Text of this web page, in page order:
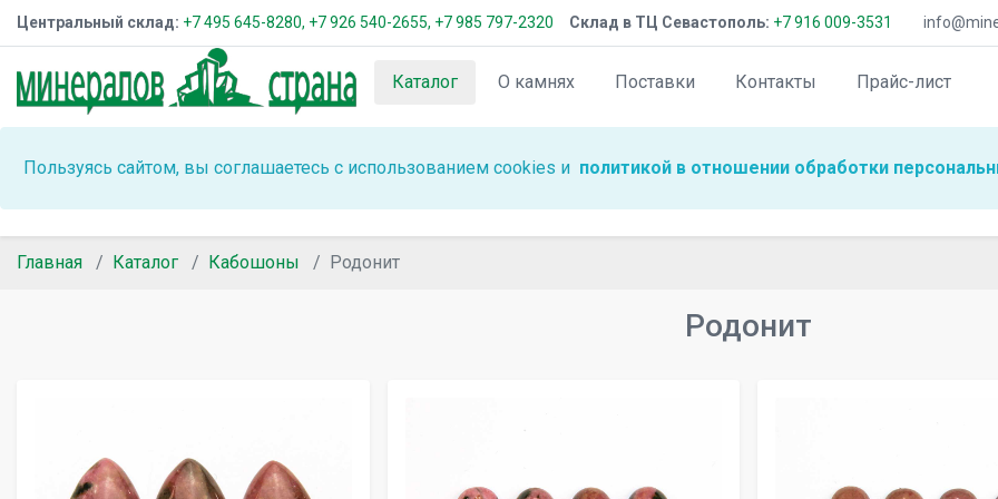
Центральный склад: +7 495 645-8280, +7 926 540-2655, +7 985 797-2320 Склад в ТЦ Севастополь: +7 916 009-3531
Каталог О камнях Поставки Контакты Прайс-лист
Пользуясь сайтом, вы соглашаетесь с использованием cookies и политикой в отношении обработки
Главная Каталог Кабошоны Родонит
Родонит